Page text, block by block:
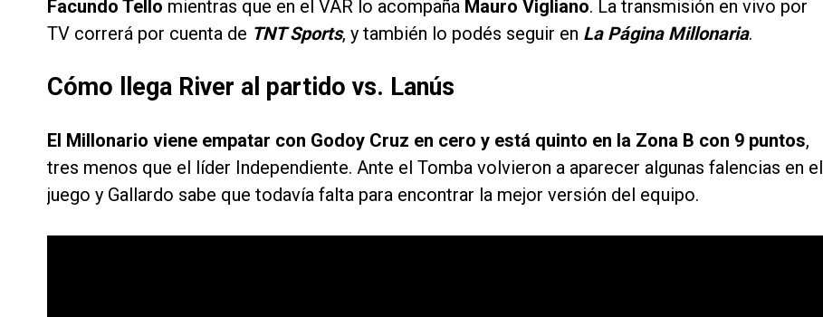
Facundo Tello mientras que en el VAR lo acompaña Mauro Vigliano. La transmisión en vivo por
TV correrá por cuenta de TNT Sports, y también lo podés seguir en La Página Millonaria.
Cómo llega River al partido vs. Lanús
El Millonario viene empatar con Godoy Cruz en cero y está quinto en la Zona B con 9 puntos,
tres menos que el líder Independiente. Ante el Tomba volvieron a aparecer algunas falencias en el
juego y Gallardo sabe que todavía falta para encontrar la mejor versión del equipo.